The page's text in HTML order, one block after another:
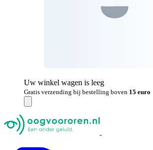
Uw winkel wagen is leeg
Gratis verzending bij bestelling boven 15 euro